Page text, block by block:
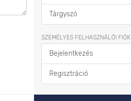
Tárgyszó
SZEMÉLYES FELHASZNÁLÓI FIÓK
Bejelentkezés
Regisztráció